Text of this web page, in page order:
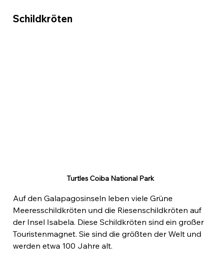
Schildkröten
Turtles Coiba National Park
Auf den Galapagosinseln leben viele Grüne
Meeresschildkröten und die Riesenschildkröten auf
der Insel Isabela. Diese Schildkröten sind ein großer
Touristenmagnet. Sie sind die größten der Welt und
werden etwa 100 Jahre alt.